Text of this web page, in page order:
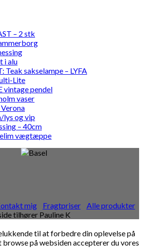
mig Fragtpriser
Alle produkter
tilhører Pauline K
til at forbedre din oplevelse på
browse på websiden accepterer du vores